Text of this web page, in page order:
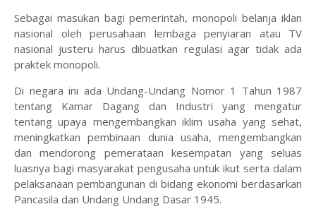
Sebagai masukan bagi pemerintah, monopoli belanja iklan
nasional oleh perusahaan lembaga penyiaran atau TV
nasional justeru harus dibuatkan regulasi agar tidak ada
praktek monopoli.
Di negara ini ada Undang-Undang Nomor 1 Tahun 1987
tentang Kamar Dagang dan Industri yang mengatur
tentang upaya mengembangkan iklim usaha yang sehat,
meningkatkan pembinaan dunia usaha, mengembangkan
dan mendorong pemerataan kesempatan yang seluas
luasnya bagi masyarakat pengusaha untuk ikut serta dalam
pelaksanaan pembangunan di bidang ekonomi berdasarkan
Pancasila dan Undang Undang Dasar 1945.